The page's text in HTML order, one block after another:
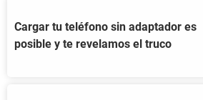
Cargar tu teléfono sin adaptador es
posible y te revelamos el truco